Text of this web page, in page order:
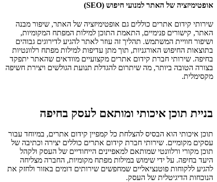
אופטימיזציה של האתר למנועי חיפוש (SEO)
שירותי קידום אתרים כוללים גם אופטימיזציה של האתר, שיפור מבנה
האתר, קישורים פנימיים, התאמת התוכן למילות המפתח המקומיות,
ושיפור חוויית המשתמש. תהליך זה עוזר לאתר להגיע לדירוגים גבוהים
בתוצאות החיפוש האורגניות, תוך מתן עדיפות למילות מפתח רלוונטיות
בחיפה. שירותי חברת קידום אתרים מקצועיים מוודאים שהאתר יתפקד
בצורה הטובה ביותר, מה שיתרום להגדלת תנועת הגולשים ויצירת חשיפה
מקסימלית.
בניית תוכן איכותי ומותאם לעסק בחיפה
תוכן איכותי הוא הבסיס להצלחת כל קמפיין קידום אתרים, במיוחד עבור
עסקים מקומיים. שירותי חברת קידום אתרים כוללים יצירה וכתיבה של
תוכן מקורי ורלוונטי שמותאם למאפיינים הייחודיים של העסק ולקהל
היעד בחיפה. על ידי שימוש במילות מפתח מקומיות, החברה מצליחה
להגיע ללקוחות פוטנציאליים שמחפשים שירותים דומים באזור ולחזק את
הנוכחות הדיגיטלית של העסק.